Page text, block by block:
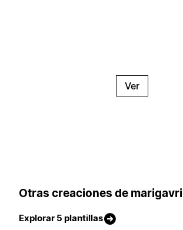
Ver
Otras creaciones de marigavri
Explorar 5 plantillas